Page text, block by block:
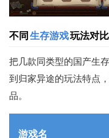
不同 生存游戏玩法对比
把几款同类型的国产生存
到归家异途的玩法特点
品。
游戏名